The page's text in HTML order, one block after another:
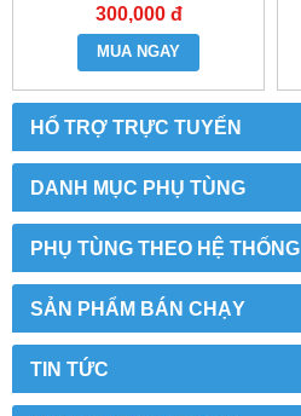
HỔ TRỢ TRỰC TUYẾN
DANH MỤC PHỤ TÙNG
PHỤ TÙNG THEO HỆ THỐNG
SẢN PHẨM BÁN CHẠY
TIN TỨC
300,000 đ
MUA NGAY